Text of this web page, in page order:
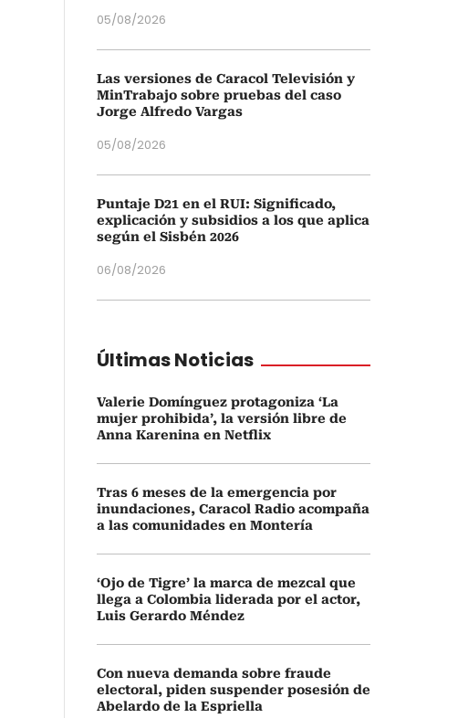
05/08/2026
Las versiones de Caracol Televisión y
MinTrabajo sobre pruebas del caso
Jorge Alfredo Vargas
05/08/2026
Puntaje D21 en el RUI: Significado,
explicación y subsidios a los que aplica
según el Sisbén 2026
06/08/2026
Últimas Noticias
Valerie Domínguez protagoniza ‘La
mujer prohibida’, la versión libre de
Anna Karenina en Netflix
Tras 6 meses de la emergencia por
inundaciones, Caracol Radio acompaña
a las comunidades en Montería
‘Ojo de Tigre’ la marca de mezcal que
llega a Colombia liderada por el actor,
Luis Gerardo Méndez
Con nueva demanda sobre fraude
electoral, piden suspender posesión de
Abelardo de la Espriella